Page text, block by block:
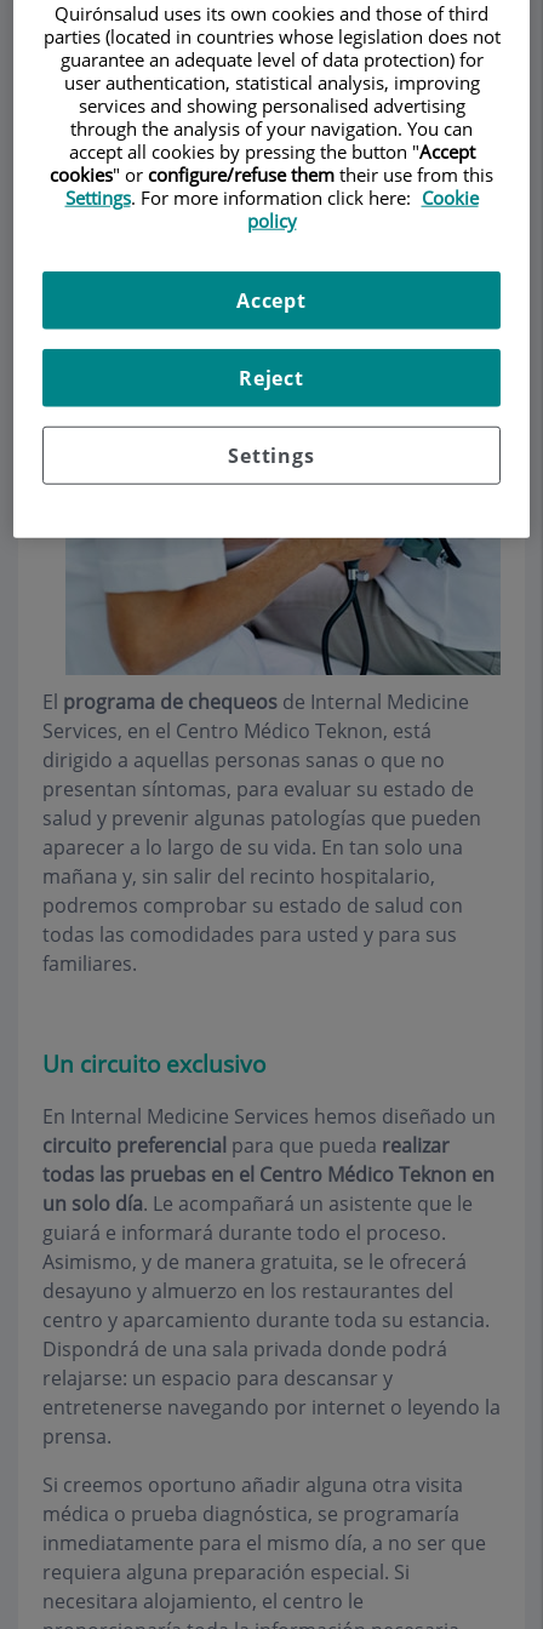
Description Services TeamContact Opening hours
Make an appointment
Chequeos Médicos
Preventivos
El programa de chequeos de Internal Medicine
Services, en el Centro Médico Teknon, está
dirigido a aquellas personas sanas o que no
presentan síntomas, para evaluar su estado de
salud y prevenir algunas patologías que pueden
aparecer a lo largo de su vida. En tan solo una
mañana y, sin salir del recinto hospitalario,
podremos comprobar su estado de salud con
todas las comodidades para usted y para sus
familiares.
Un circuito exclusivo
En Internal Medicine Services hemos diseñado un
circuito preferencial para que pueda realizar
todas las pruebas en el Centro Médico Teknon en
un solo día. Le acompañará un asistente que le
guiará e informará durante todo el proceso.
Asimismo, y de manera gratuita, se le ofrecerá
desayuno y almuerzo en los restaurantes del
centro y aparcamiento durante toda su estancia.
Dispondrá de una sala privada donde podrá
relajarse: un espacio para descansar y
entretenerse navegando por internet o leyendo la
prensa.
Si creemos oportuno añadir alguna otra visita
médica o prueba diagnóstica, se programaría
inmediatamente para el mismo día, a no ser que
requiera alguna preparación especial. Si
necesitara alojamiento, el centro le
Quirónsalud uses its own cookies and those of third
parties (located in countries whose legislation does not
guarantee an adequate level of data protection) for
user authentication, statistical analysis, improving
services and showing personalised advertising
through the analysis of your navigation. You can
accept all cookies by pressing the button "Accept
cookies" or configure/refuse them their use from this
Settings. For more information click here: Cookie
policy
Settings
Reject
Accept